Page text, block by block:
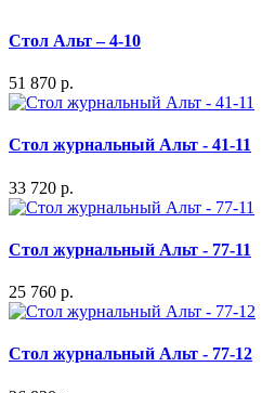
Стол Альт – 4-10
51 870 р.
Стол журнальный Альт - 41-11
33 720 р.
Стол журнальный Альт - 77-11
25 760 р.
Стол журнальный Альт - 77-12